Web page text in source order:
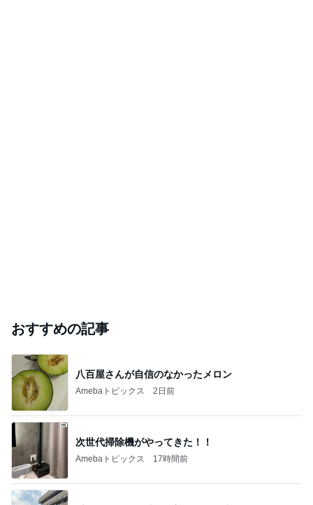
おすすめの記事
八百屋さんが自信のなかったメロン
Amebaトピックス 2日前
次世代掃除機がやってきた！！
Amebaトピックス 17時間前